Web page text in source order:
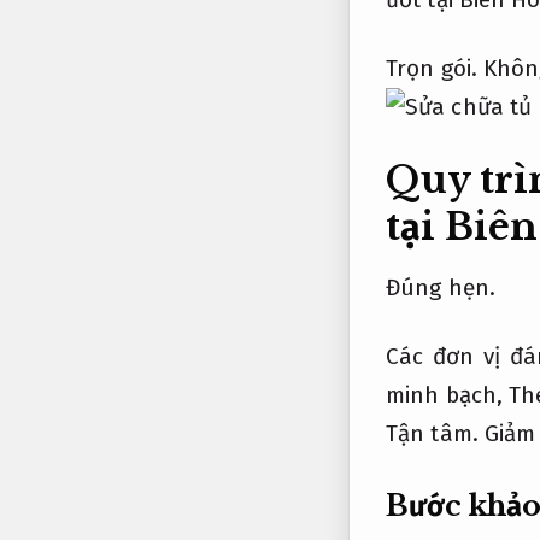
Trọn gói.
Quy
tại
Đúng hẹn.
Các đơn vị
minh bạch,
Tận tâm.
Bước